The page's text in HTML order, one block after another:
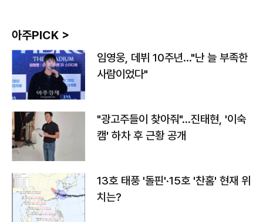
아주PICK >
임영웅, 데뷔 10주년…"난 늘 부족한
사람이었다"
"광고주들이 찾아줘"…진태현, '이숙
캠' 하차 후 근황 공개
13호 태풍 '돌핀'·15호 '찬홈' 현재 위
치는?